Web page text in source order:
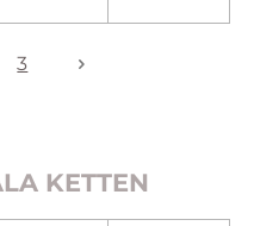
3
KETTEN